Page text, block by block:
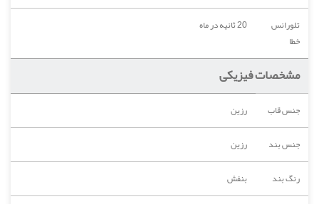
تلورانس
خطا
20 ثانیه در ماه
مشخصات فیزیکی
جنس قاب
رزین
جنس بند
رزین
رنگ بند
بنفش